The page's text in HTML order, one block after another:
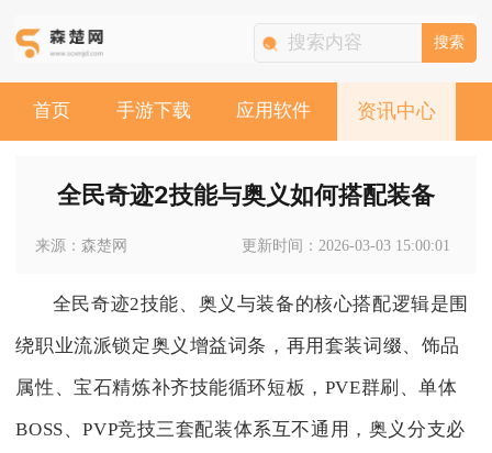
搜索
首页 手游下载 应用软件 资讯中心
全民奇迹2技能与奥义如何搭配装备
来源：森楚网 更新时间：2026-03-03 15:00:01
全民奇迹2技能、奥义与装备的核心搭配逻辑是围
绕职业流派锁定奥义增益词条，再用套装词缀、饰品
属性、宝石精炼补齐技能循环短板，PVE群刷、单体
BOSS、PVP竞技三套配装体系互不通用，奥义分支必